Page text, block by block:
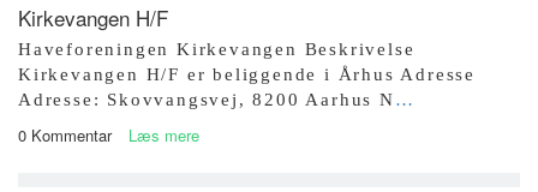
Kirkevangen H/F
Haveforeningen Kirkevangen Beskrivelse
Kirkevangen H/F er beliggende i Århus Adresse
Adresse: Skovvangsvej, 8200 Aarhus N…
0 Kommentar Læs mere